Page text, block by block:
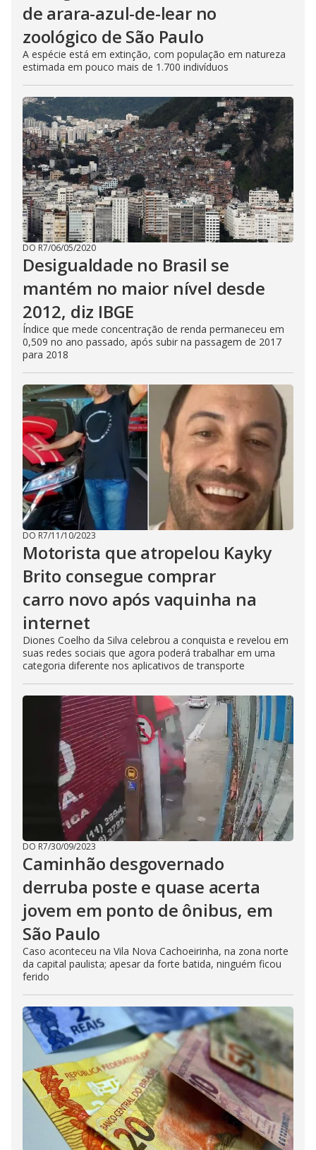
de arara-azul-de-lear no
zoológico de São Paulo
A espécie está em extinção, com população em natureza
estimada em pouco mais de 1.700 indivíduos
DO R7/06/05/2020
Desigualdade no Brasil se
mantém no maior nível desde
2012, diz IBGE
Índice que mede concentração de renda permaneceu em
0,509 no ano passado, após subir na passagem de 2017
para 2018
DO R7/11/10/2023
Motorista que atropelou Kayky
Brito consegue comprar
carro novo após vaquinha na
internet
Diones Coelho da Silva celebrou a conquista e revelou em
suas redes sociais que agora poderá trabalhar em uma
categoria diferente nos aplicativos de transporte
DO R7/30/09/2023
Caminhão desgovernado
derruba poste e quase acerta
jovem em ponto de ônibus, em
São Paulo
Caso aconteceu na Vila Nova Cachoeirinha, na zona norte
da capital paulista; apesar da forte batida, ninguém ficou
ferido